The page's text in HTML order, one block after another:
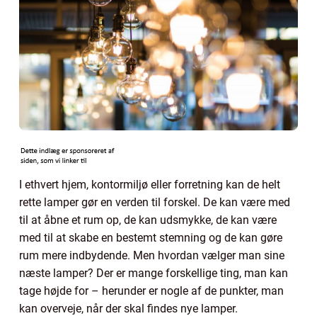
I ethvert hjem, kontormiljø eller forretning kan de helt
rette lamper gør en verden til forskel. De kan være med
til at åbne et rum op, de kan udsmykke, de kan være
med til at skabe en bestemt stemning og de kan gøre
rum mere indbydende. Men hvordan vælger man sine
næste lamper? Der er mange forskellige ting, man kan
tage højde for – herunder er nogle af de punkter, man
kan overveje, når der skal findes nye lamper.